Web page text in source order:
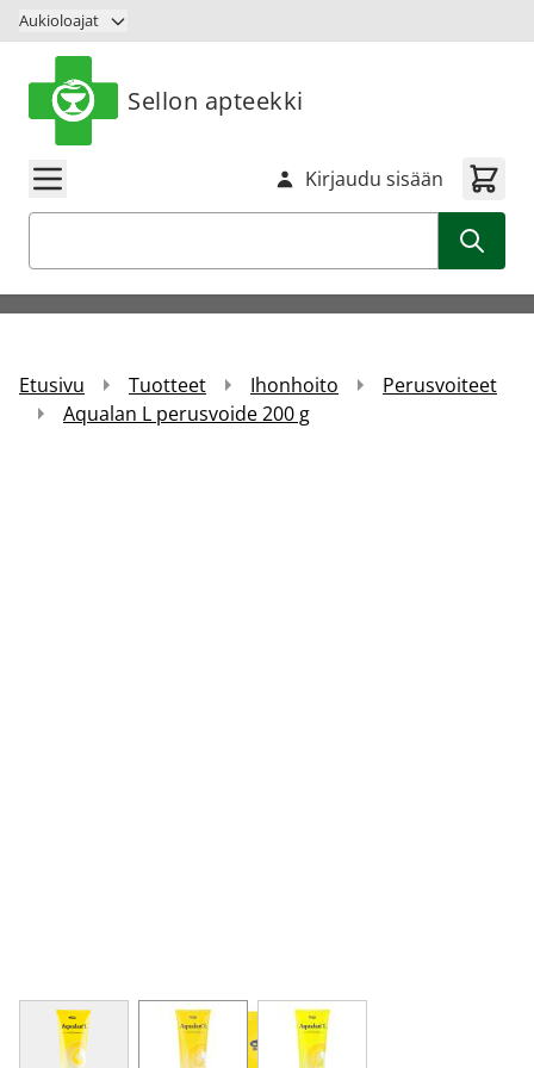
Siirry sisältöön
Aukioloajat
Sellon apteekki
Kirjaudu sisään
Etusivu Tuotteet Ihonhoito
Perusvoiteet
Aqualan L perusvoide 200 g
View larger imageView larger imageView larger image